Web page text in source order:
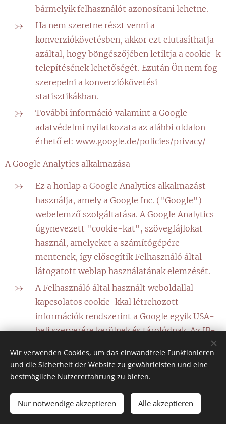
bármelyik felhasználót azonosítani lehetne.
Ha nem szeretne részt venni a
konverziókövetésben, akkor ezt elutasíthatja
azáltal, hogy böngészőjében letiltja a cookie-k
telepítésének lehetőségét. Ezután Ön nem fog
szerepelni a konverziókövetési
statisztikákban.
További információ valamint a Google
adatvédelmi nyilatkozata az alábbi oldalon
érhető el: www.google.de/policies/privacy/
A Google Analytics alkalmazása
Ez a honlap a Google Analytics alkalmazást
használja, amely a Google Inc. ("Google")
webelemző szolgáltatása. A Google Analytics
úgynevezett "cookie-kat", szövegfájlokat
használ, amelyeket a számítógépére
mentenek, így elősegítik Felhasználó által
látogatott weblap használatának elemzését.
A Felhasználó által használt weboldallal
kapcsolatos cookie-kkal létrehozott
információk rendszerint a Google egyik USA-
beli szerverére kerülnek és tárolódnak. Az IP-
anonimizálás weboldali aktiválásával a Google
a Felhasználó IP-címét az Európai Unió
tagállamain belül vagy az Európai Gazdasági
államokban előzőleg megrövidíti.
Wir verwenden Cookies, um das einwandfreie Funktionieren
und die Sicherheit der Website zu gewährleisten und eine
bestmögliche Nutzererfahrung zu bieten.
Nur notwendige akzeptieren Alle akzeptieren